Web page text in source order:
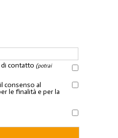
contatto (potrai
consenso al
le finalità e per la